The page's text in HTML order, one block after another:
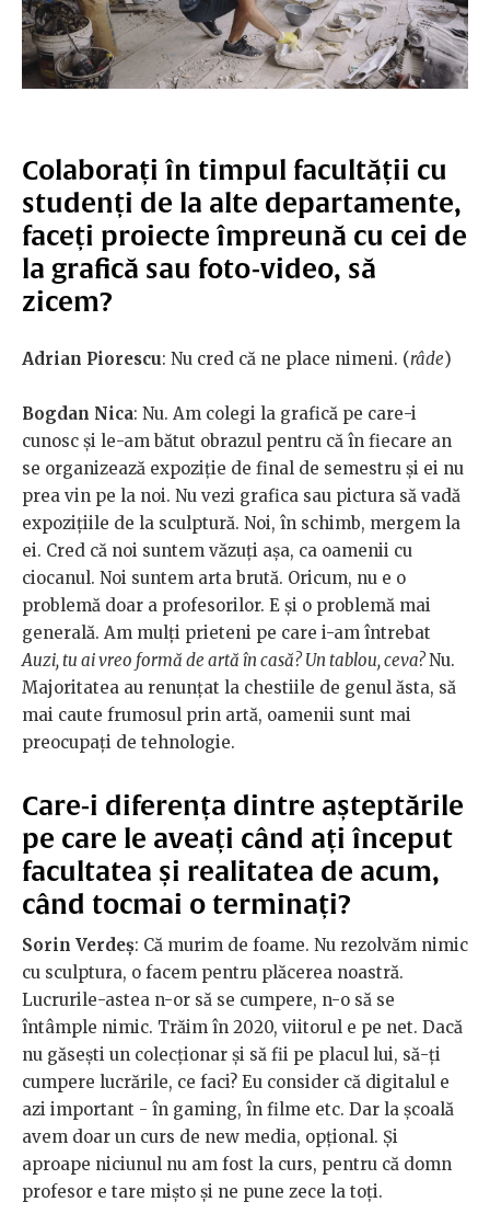
Colaborați în timpul facultății cu
studenți de la alte departamente,
faceți proiecte împreună cu cei de
la grafică sau foto-video, să
zicem?
Adrian Piorescu: Nu cred că ne place nimeni. (râde)
Bogdan Nica: Nu. Am colegi la grafică pe care-i
cunosc și le-am bătut obrazul pentru că în fiecare an
se organizează expoziție de final de semestru și ei nu
prea vin pe la noi. Nu vezi grafica sau pictura să vadă
expozițiile de la sculptură. Noi, în schimb, mergem la
ei. Cred că noi suntem văzuți așa, ca oamenii cu
ciocanul. Noi suntem arta brută. Oricum, nu e o
problemă doar a profesorilor. E și o problemă mai
generală. Am mulți prieteni pe care i-am întrebat
Auzi, tu ai vreo formă de artă în casă? Un tablou, ceva?Nu.
Majoritatea au renunțat la chestiile de genul ăsta, să
mai caute frumosul prin artă, oamenii sunt mai
preocupați de tehnologie.
Care-i diferența dintre așteptările
pe care le aveați când ați început
facultatea și realitatea de acum,
când tocmai o terminați?
Sorin Verdeș: Că murim de foame. Nu rezolvăm nimic
cu sculptura, o facem pentru plăcerea noastră.
Lucrurile-astea n-or să se cumpere, n-o să se
întâmple nimic. Trăim în 2020, viitorul e pe net. Dacă
nu găsești un colecționar și să fii pe placul lui, să-ți
cumpere lucrările, ce faci? Eu consider că digitalul e
azi important - în gaming, în filme etc. Dar la școală
avem doar un curs de new media, opțional. Și
aproape niciunul nu am fost la curs, pentru că domn
profesor e tare mișto și ne pune zece la toți.